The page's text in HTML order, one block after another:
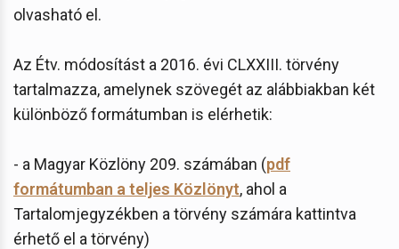
olvasható el.
Az Étv. módosítást a 2016. évi CLXXIII. törvény
tartalmazza, amelynek szövegét az alábbiakban két
különböző formátumban is elérhetik:
- a Magyar Közlöny 209. számában (pdf
formátumban a teljes Közlönyt, ahol a
Tartalomjegyzékben a törvény számára kattintva
érhető el a törvény)